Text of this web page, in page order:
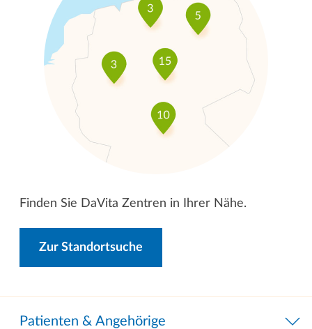
Finden Sie DaVita Zentren in Ihrer Nähe.
Zur Standortsuche
Patienten & Angehörige